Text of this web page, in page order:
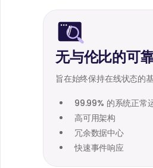
无与伦比的可
旨在始终保持在线状态的基
99.99% 的系统正常
高可用架构
冗余数据中心
快速事件响应